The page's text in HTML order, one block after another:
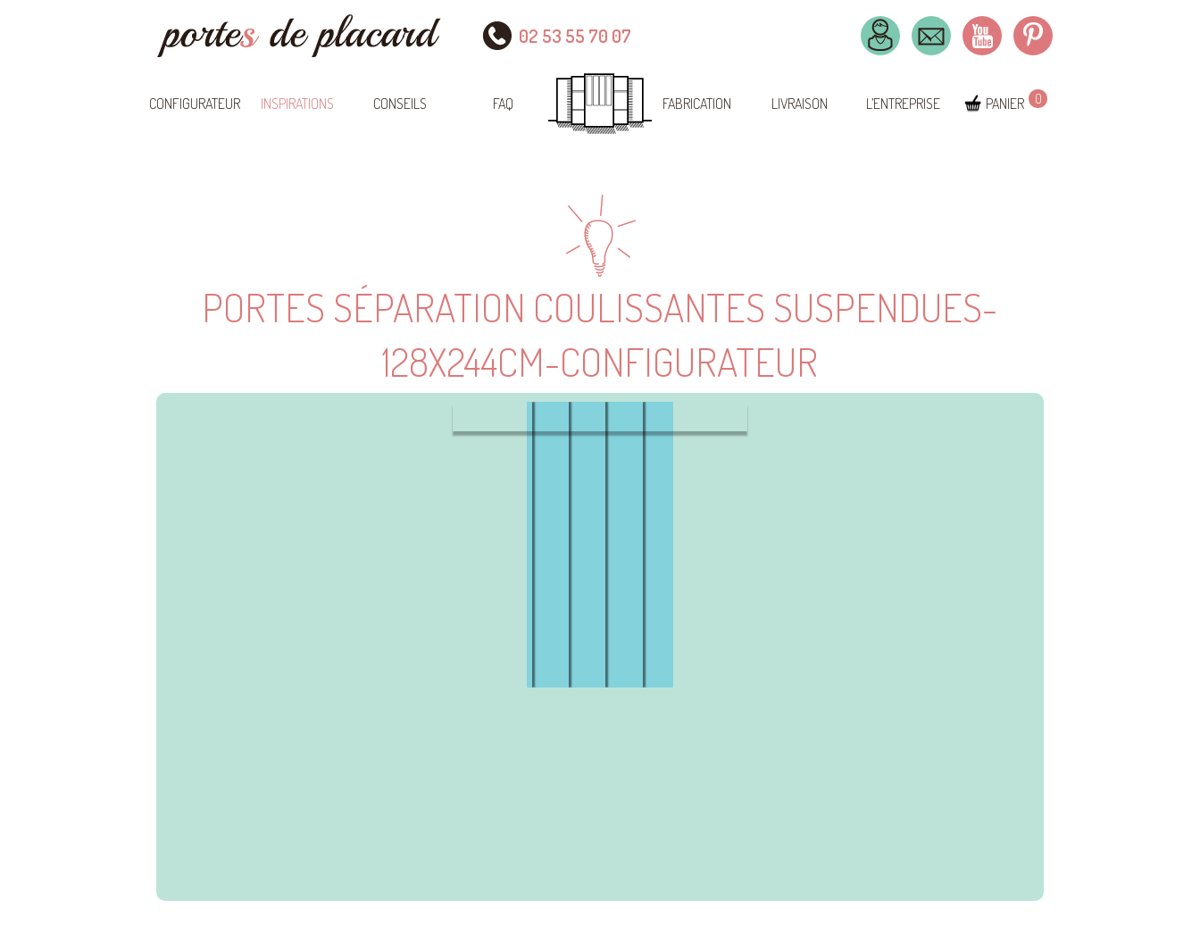
02 53 55 70 07
CONFIGURATEUR INSPIRATIONS CONSEILS FAQ FABRICATION LIVRAISON L’ENTREPRISE PANIER 0
PORTES SÉPARATION COULISSANTES SUSPENDUES-
128X244CM-CONFIGURATEUR